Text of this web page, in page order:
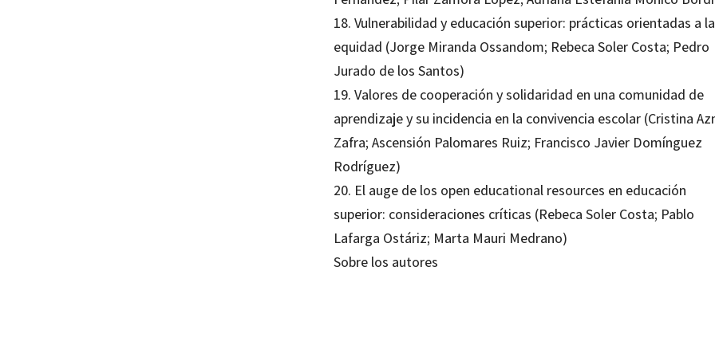
18. Vulnerabilidad y educación superior: prácticas orientadas a la
equidad (Jorge Miranda Ossandom; Rebeca Soler Costa; Pedro
Jurado de los Santos)
19. Valores de cooperación y solidaridad en una comunidad de
aprendizaje y su incidencia en la convivencia escolar (Cristina
Zafra; Ascensión Palomares Ruiz; Francisco Javier Domínguez
Rodríguez)
20. El auge de los open educational resources en educación
superior: consideraciones críticas (Rebeca Soler Costa; Pablo
Lafarga Ostáriz; Marta Mauri Medrano)
Sobre los autores